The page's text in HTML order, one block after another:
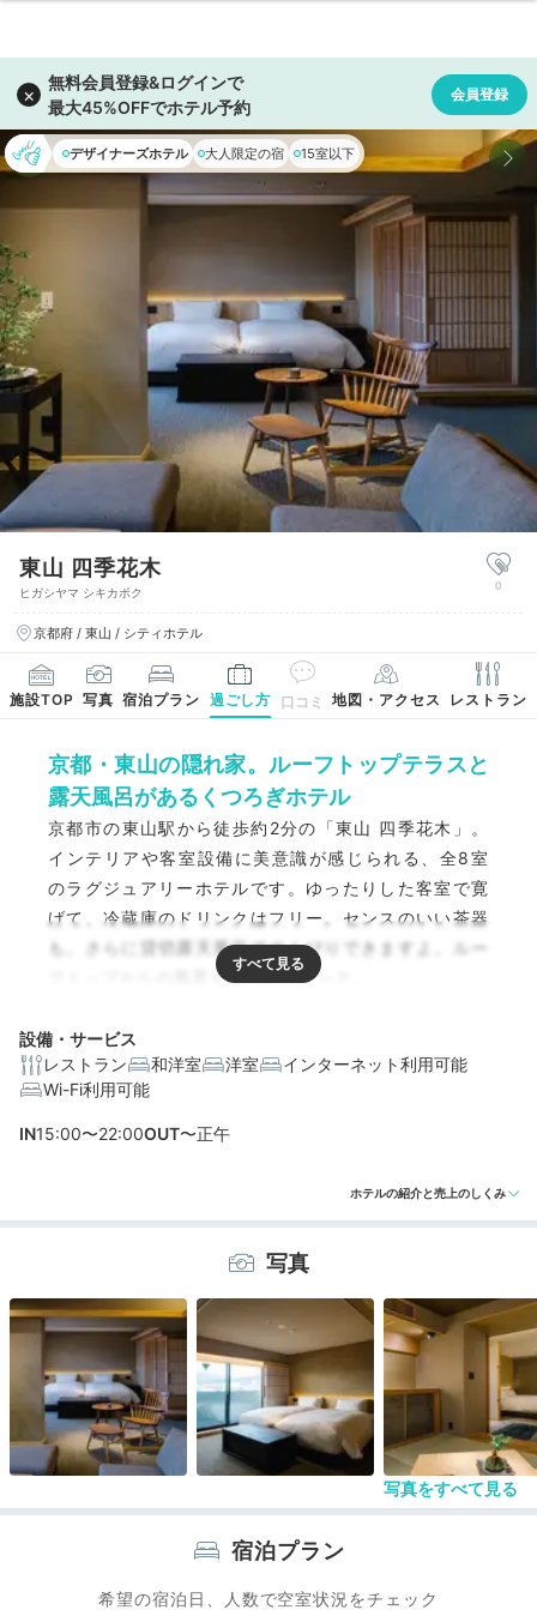
デザイナーズホテル 大人限定の宿 15室以下
東山 四季花木
ヒガシヤマ シキカボク
京都府 / 東山 / シティホテル
0
施設TOP 写真 宿泊プラン 過ごし方 口コミ 地図・アクセス レストラン
京都・東山の隠れ家。ルーフトップテラスと
露天風呂があるくつろぎホテル
京都市の東山駅から徒歩約2分の「東山 四季花木」。
インテリアや客室設備に美意識が感じられる、全8室
のラグジュアリーホテルです。ゆったりした客室で寛
げて、冷蔵庫のドリンクはフリー。センスのいい茶器
も。さらに貸切露天風呂でのんびりできますよ。ルー
フトップからの風景もロマンティック。
編集部おすすめの３つのポイント
ルーフトップ、露天風呂、サロン。心地よく過ごせる施
設充実！
設備・サービス
レストラン
和洋室 洋室
インターネット利用可能
Wi-Fi利用可能
IN15:00〜22:00OUT〜正午
ホテルの紹介と売上のしくみ
写真
写真をすべて見る
宿泊プラン
希望の宿泊日、人数で空室状況をチェック